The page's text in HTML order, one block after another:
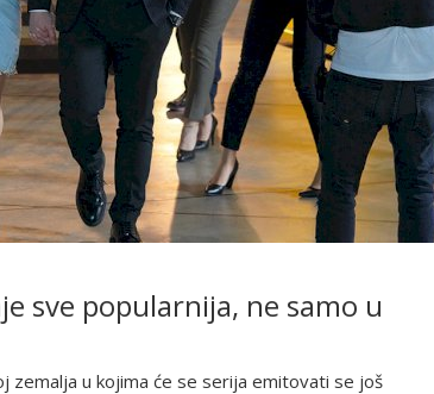
sve popularnija, ne samo u
zemalja u kojima će se serija emitovati se još